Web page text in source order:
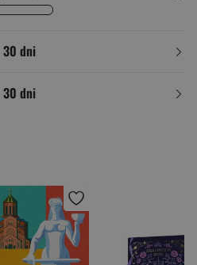
30 dni
30 dni